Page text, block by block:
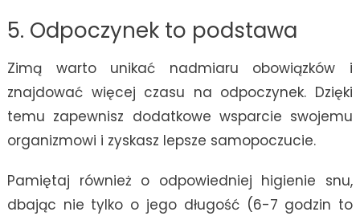
5. Odpoczynek to podstawa
Zimą warto unikać nadmiaru obowiązków i
znajdować więcej czasu na odpoczynek. Dzięki
temu zapewnisz dodatkowe wsparcie swojemu
organizmowi i zyskasz lepsze samopoczucie.
Pamiętaj również o odpowiedniej higienie snu,
dbając nie tylko o jego długość (6-7 godzin to